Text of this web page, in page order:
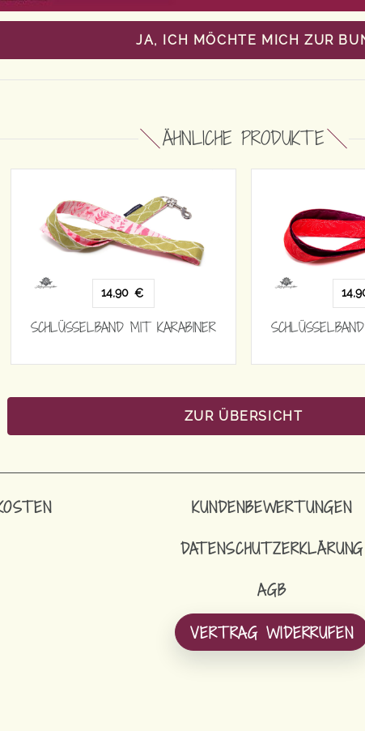
JA, ICH MÖCHTE MICH ZUR
ÄHNLICHE PRODUKTE
14,90 €
SCHLÜSSELBAND MIT KARABINER
ZUR ÜBERSICHT
KUNDENBEWERTUNGEN
DATENSCHUTZERKLÄRUNG
AGB
VERTRAG WIDERRUFEN